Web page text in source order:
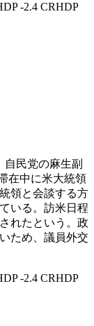
-2.4 CRHDP
自民党の麻生副
在中に米大統領
領と会談する方
いる。訪米日程
れたという。政
ため、議員外交
-2.4 CRHDP